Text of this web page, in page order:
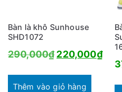
Bàn là khô Sunhouse
SHD1072
290,000₫Giá
là:
220,000₫Giá
hiện
Thêm vào giỏ hàng